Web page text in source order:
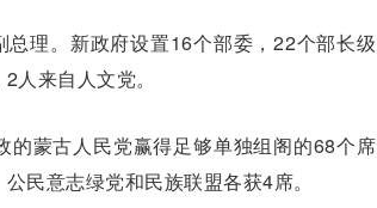
理。新政府设置16个部委，22个部长级
来自人文党。
蒙古人民党赢得足够单独组阁的68个席
民意志绿党和民族联盟各获4席。